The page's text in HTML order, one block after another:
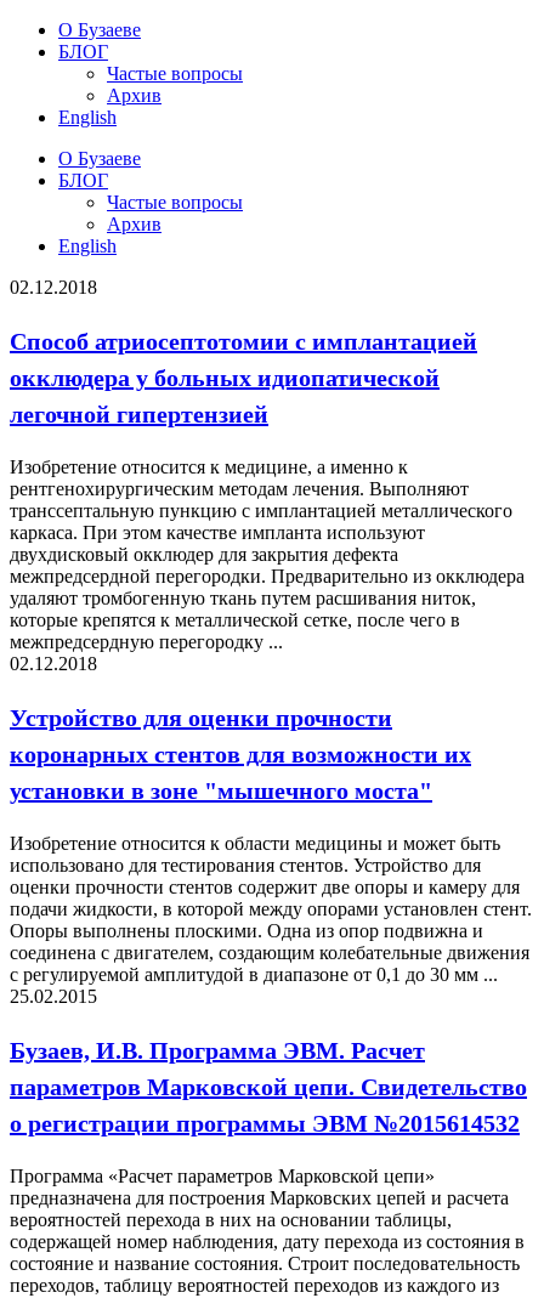
О Бузаеве
БЛОГ
Частые вопросы
Архив
English
О Бузаеве
БЛОГ
Частые вопросы
Архив
English
02.12.2018
Способ атриосептотомии с имплантацией
окклюдера у больных идиопатической
легочной гипертензией
Изобретение относится к медицине, а именно к
рентгенохирургическим методам лечения. Выполняют
транссептальную пункцию с имплантацией металлического
каркаса. При этом качестве импланта используют
двухдисковый окклюдер для закрытия дефекта
межпредсердной перегородки. Предварительно из окклюдера
удаляют тромбогенную ткань путем расшивания ниток,
которые крепятся к металлической сетке, после чего в
межпредсердную перегородку ...
02.12.2018
Устройство для оценки прочности
коронарных стентов для возможности их
установки в зоне "мышечного моста"
Изобретение относится к области медицины и может быть
использовано для тестирования стентов. Устройство для
оценки прочности стентов содержит две опоры и камеру для
подачи жидкости, в которой между опорами установлен стент.
Опоры выполнены плоскими. Одна из опор подвижна и
соединена с двигателем, создающим колебательные движения
с регулируемой амплитудой в диапазоне от 0,1 до 30 мм ...
25.02.2015
Бузаев, И.В. Программа ЭВМ. Расчет
параметров Марковской цепи. Свидетельство
о регистрации программы ЭВМ №2015614532
Программа «Расчет параметров Марковской цепи»
предназначена для построения Марковских цепей и расчета
вероятностей перехода в них на основании таблицы,
содержащей номер наблюдения, дату перехода из состояния в
состояние и название состояния. Cтроит последовательность
переходов, таблицу вероятностей переходов из каждого из